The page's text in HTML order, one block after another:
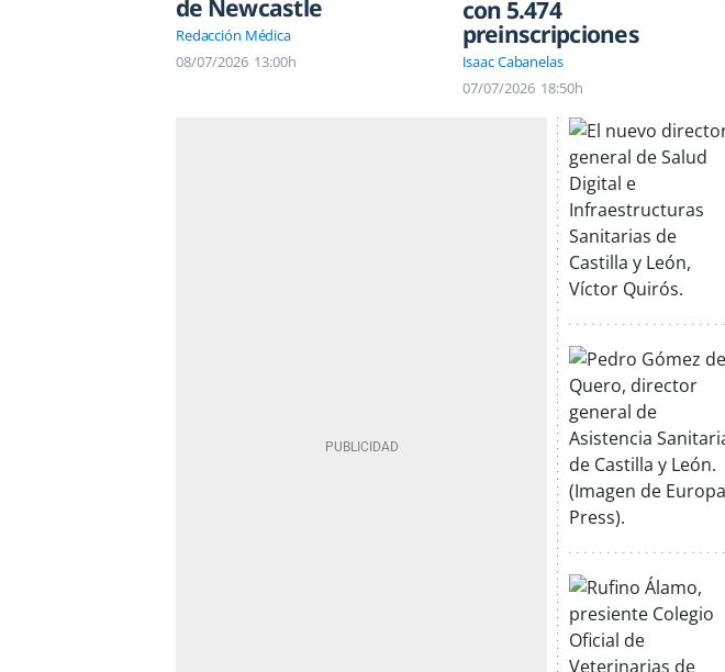
de Newcastle
Redacción Médica
08/07/2026 13:00h
con 5.474
preinscripciones
Isaac Cabanelas
07/07/2026 18:50h